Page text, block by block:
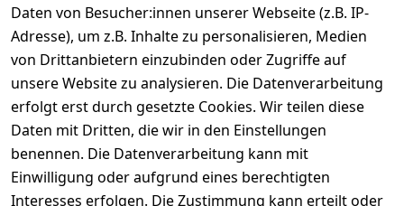
Durchschnittliche Bewertung
0
Basierend auf 0 Bewertung(en)
Bewertung abgeben
5
( 0 )
4
( 0 )
3
( 0 )
Daten von Besucher:innen unserer Webseite (z.B. IP-
Adresse), um z.B. Inhalte zu personalisieren, Medien
von Drittanbietern einzubinden oder Zugriffe auf
unsere Website zu analysieren. Die Datenverarbeitung
erfolgt erst durch gesetzte Cookies. Wir teilen diese
Daten mit Dritten, die wir in den Einstellungen
benennen. Die Datenverarbeitung kann mit
Einwilligung oder aufgrund eines berechtigten
Interesses erfolgen. Die Zustimmung kann erteilt oder